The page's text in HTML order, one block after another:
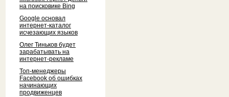
на поисковике Bing
Google основал
интернет-каталог
исчезающих языков
Олег Тиньков будет
зарабатывать на
интернет-рекламе
Топ-менеджеры
Facebook об ошибках
начинающих
продвиженцев